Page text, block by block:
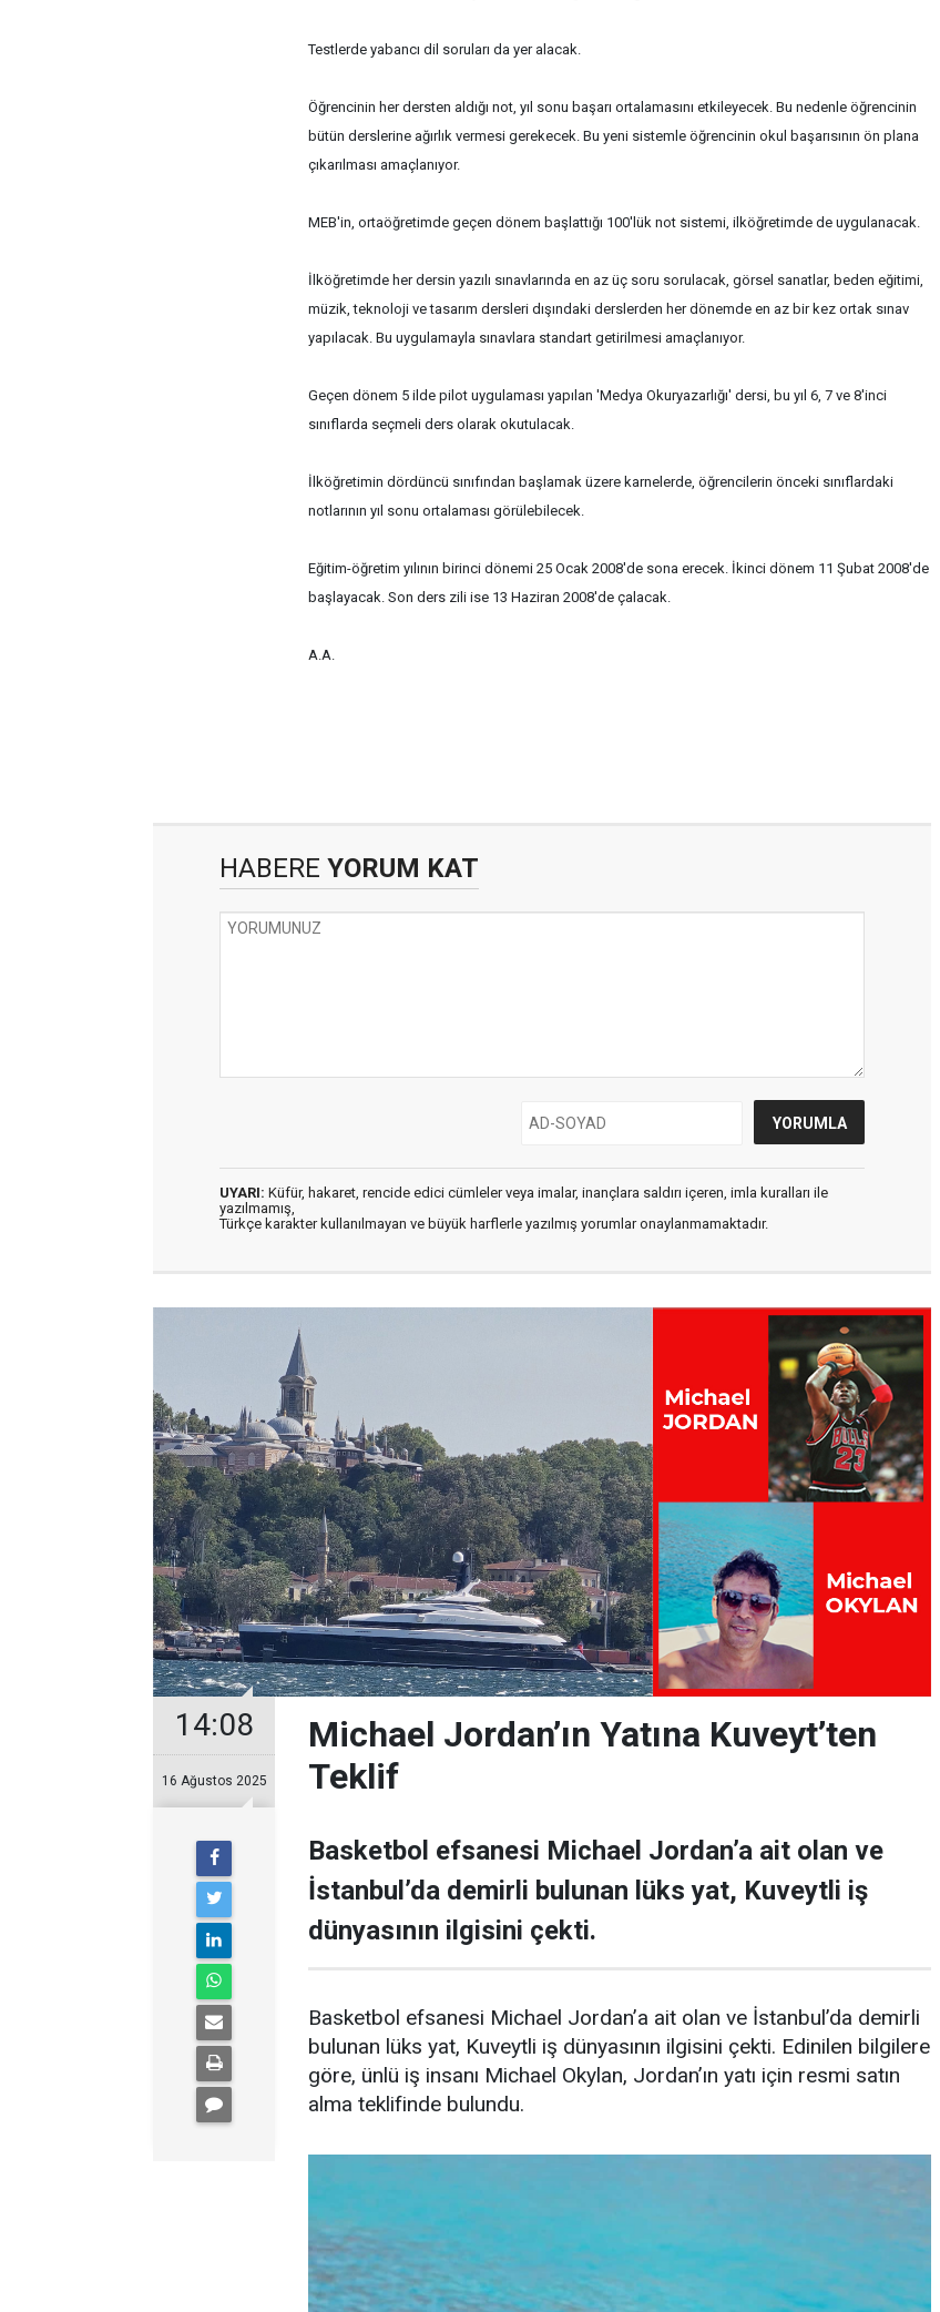
Testlerde yabancı dil soruları da yer alacak.
Öğrencinin her dersten aldığı not, yıl sonu başarı ortalamasını etkileyecek. Bu nedenle öğrencinin
bütün derslerine ağırlık vermesi gerekecek. Bu yeni sistemle öğrencinin okul başarısının ön plana
çıkarılması amaçlanıyor.
MEB'in, ortaöğretimde geçen dönem başlattığı 100'lük not sistemi, ilköğretimde de uygulanacak.
İlköğretimde her dersin yazılı sınavlarında en az üç soru sorulacak, görsel sanatlar, beden eğitimi,
müzik, teknoloji ve tasarım dersleri dışındaki derslerden her dönemde en az bir kez ortak sınav
yapılacak. Bu uygulamayla sınavlara standart getirilmesi amaçlanıyor.
Geçen dönem 5 ilde pilot uygulaması yapılan 'Medya Okuryazarlığı' dersi, bu yıl 6, 7 ve 8'inci
sınıflarda seçmeli ders olarak okutulacak.
İlköğretimin dördüncü sınıfından başlamak üzere karnelerde, öğrencilerin önceki sınıflardaki
notlarının yıl sonu ortalaması görülebilecek.
Eğitim-öğretim yılının birinci dönemi 25 Ocak 2008'de sona erecek. İkinci dönem 11 Şubat 2008'de
başlayacak. Son ders zili ise 13 Haziran 2008'de çalacak.
A.A.
HABERE YORUM KAT
UYARI: Küfür, hakaret, rencide edici cümleler veya imalar, inançlara saldırı içeren, imla kuralları ile
yazılmamış,
Türkçe karakter kullanılmayan ve büyük harflerle yazılmış yorumlar onaylanmamaktadır.
14:08
16 Ağustos 2025
Michael Jordan’ın Yatına Kuveyt’ten
Teklif
Basketbol efsanesi Michael Jordan’a ait olan ve
İstanbul’da demirli bulunan lüks yat, Kuveytli iş
dünyasının ilgisini çekti.
Basketbol efsanesi Michael Jordan’a ait olan ve İstanbul’da demirli
bulunan lüks yat, Kuveytli iş dünyasının ilgisini çekti. Edinilen bilgilere
göre, ünlü iş insanı Michael Okylan, Jordan’ın yatı için resmi satın
alma teklifinde bulundu.